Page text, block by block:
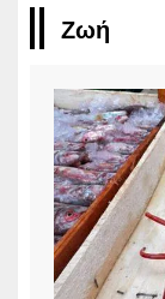
Ζωή